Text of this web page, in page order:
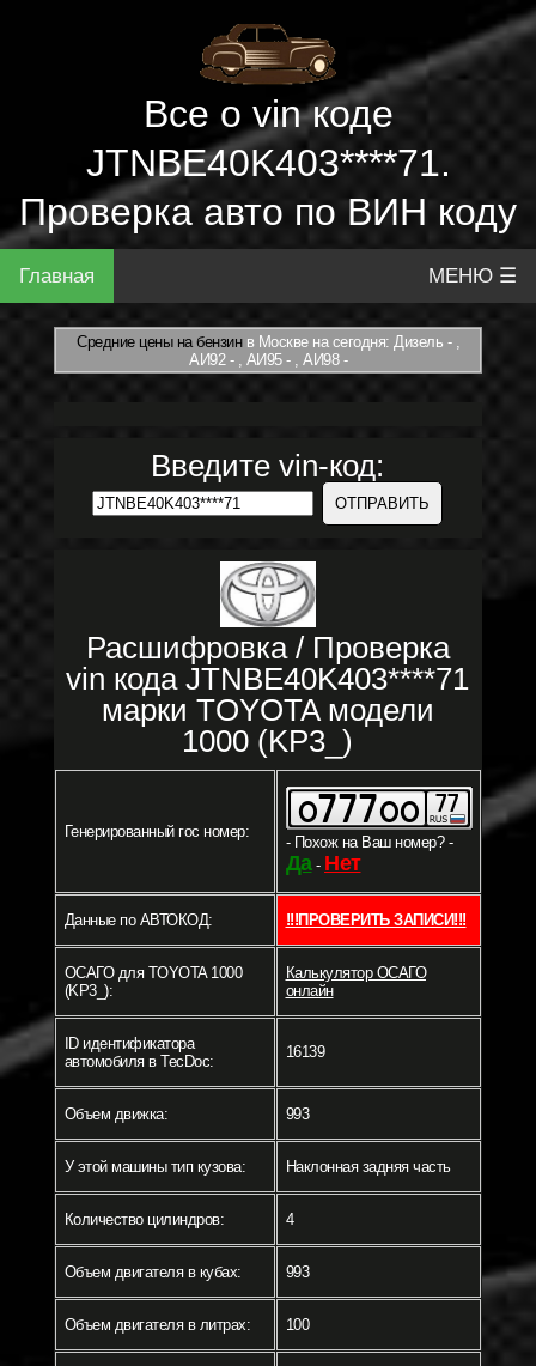
Все о vin коде
JTNBE40K403****71.
Проверка авто по ВИН коду
Главная МЕНЮ ☰
Средние цены на бензинв Москве на сегодня: Дизель - ,
АИ92 - , АИ95 - , АИ98 -
Введите vin-код:
Расшифровка / Проверка
vin кода JTNBE40K403****71
марки TOYOTA модели
1000 (KP3_)
Генерированный гос номер:
- Похож на Ваш номер? -
Да- Нет
Данные по АВТОКОД: !!!ПРОВЕРИТЬ ЗАПИСИ!!!
ОСАГО для TOYOTA 1000
(KP3_):
Калькулятор ОСАГО
онлайн
ID идентификатора
автомобиля в TecDoc:
16139
Объем движка: 993
У этой машины тип кузова: Наклонная задняя часть
Количество цилиндров: 4
Объем двигателя в кубах: 993
Объем двигателя в литрах: 100